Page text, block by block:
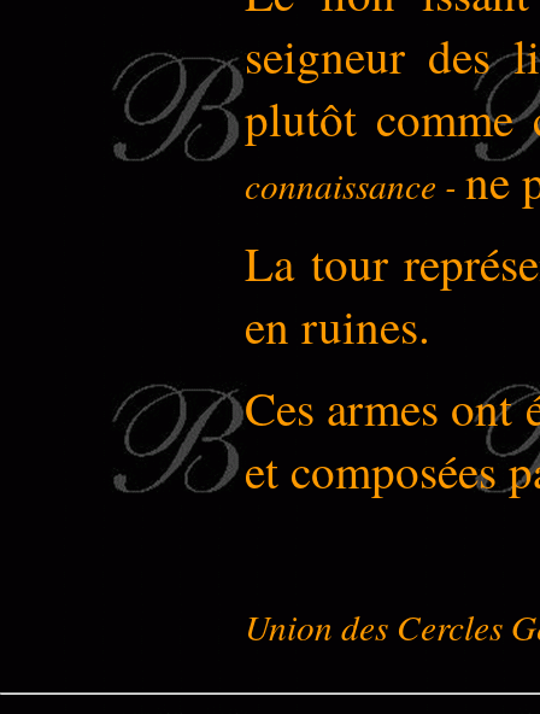
seigneur des
plutôt comme
connaissance - ne
La tour
en ruines.
Ces armes ont
et composées
Union des Cercles